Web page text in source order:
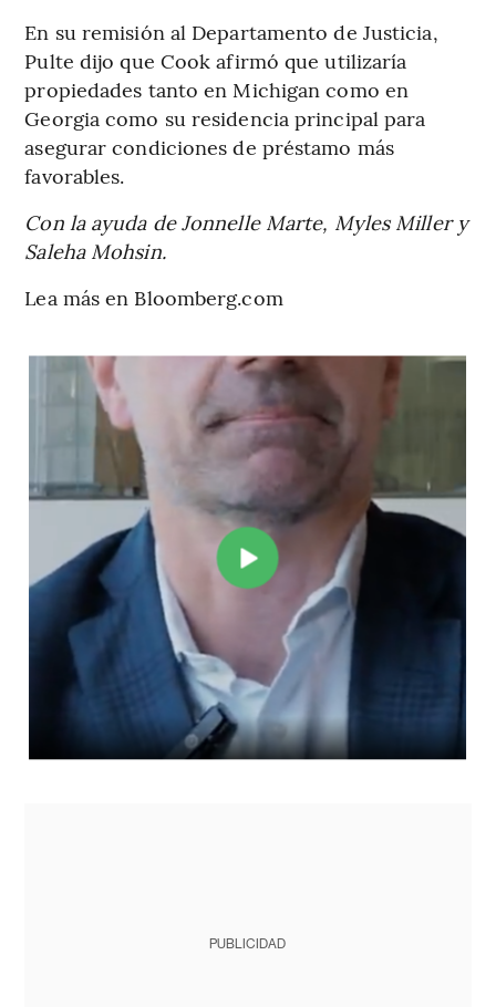
En su remisión al Departamento de Justicia,
Pulte dijo que Cook afirmó que utilizaría
propiedades tanto en Michigan como en
Georgia como su residencia principal para
asegurar condiciones de préstamo más
favorables.
Con la ayuda de Jonnelle Marte, Myles Miller y
Saleha Mohsin.
Lea más en Bloomberg.com
PUBLICIDAD